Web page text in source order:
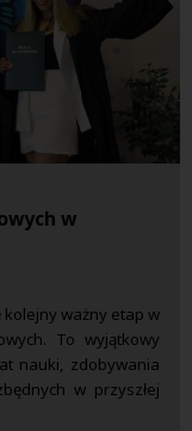
w
kolejny ważny etap w
To wyjątkowy
nauki, zdobywania
w przyszłej